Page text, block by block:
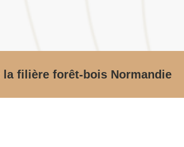
filière forêt-bois Normandie